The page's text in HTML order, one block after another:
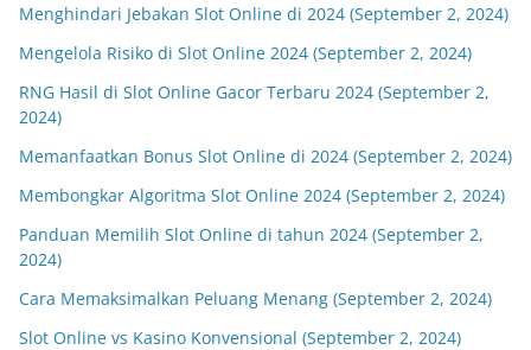
Menghindari Jebakan Slot Online di 2024 (September 2, 2024)
Mengelola Risiko di Slot Online 2024 (September 2, 2024)
RNG Hasil di Slot Online Gacor Terbaru 2024 (September 2,
2024)
Memanfaatkan Bonus Slot Online di 2024 (September 2, 2024)
Membongkar Algoritma Slot Online 2024 (September 2, 2024)
Panduan Memilih Slot Online di tahun 2024 (September 2,
2024)
Cara Memaksimalkan Peluang Menang (September 2, 2024)
Slot Online vs Kasino Konvensional (September 2, 2024)